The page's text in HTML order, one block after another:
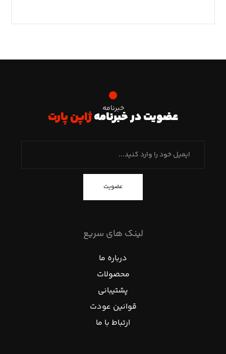
خبرنامه
عضویت در خبرنامهژاپن پارت
عضویت
لینک های سریع
درباره ما
محصولات
پشتیبانی
قوانین عودت
ارتباط با ما